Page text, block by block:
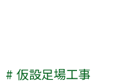
仮設足場工事